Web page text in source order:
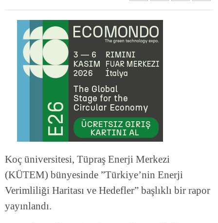
Koç üniversitesi, Tüpraş Enerji Merkezi
(KÜTEM) bünyesinde ”Türkiye’nin Enerji
Verimliliği Haritası ve Hedefler” başlıklı bir rapor
yayınlandı.